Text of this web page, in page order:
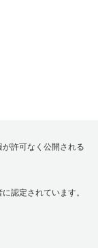
許可なく公開される
認定されています。